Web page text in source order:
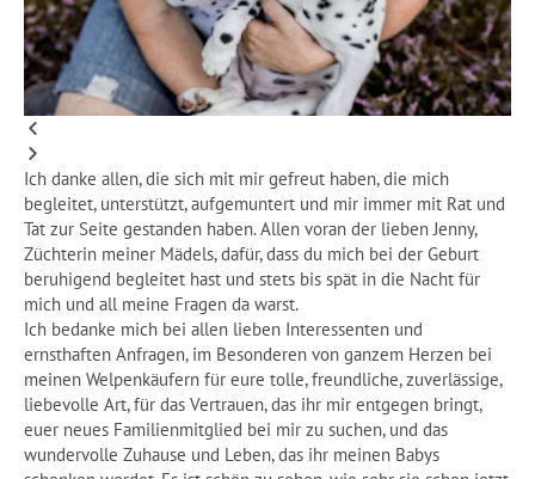
Ich danke allen, die sich mit mir gefreut haben, die mich
begleitet, unterstützt, aufgemuntert und mir immer mit Rat und
Tat zur Seite gestanden haben. Allen voran der lieben Jenny,
Züchterin meiner Mädels, dafür, dass du mich bei der Geburt
beruhigend begleitet hast und stets bis spät in die Nacht für
mich und all meine Fragen da warst.
Ich bedanke mich bei allen lieben Interessenten und
ernsthaften Anfragen, im Besonderen von ganzem Herzen bei
meinen Welpenkäufern für eure tolle, freundliche, zuverlässige,
liebevolle Art, für das Vertrauen, das ihr mir entgegen bringt,
euer neues Familienmitglied bei mir zu suchen, und das
wundervolle Zuhause und Leben, das ihr meinen Babys